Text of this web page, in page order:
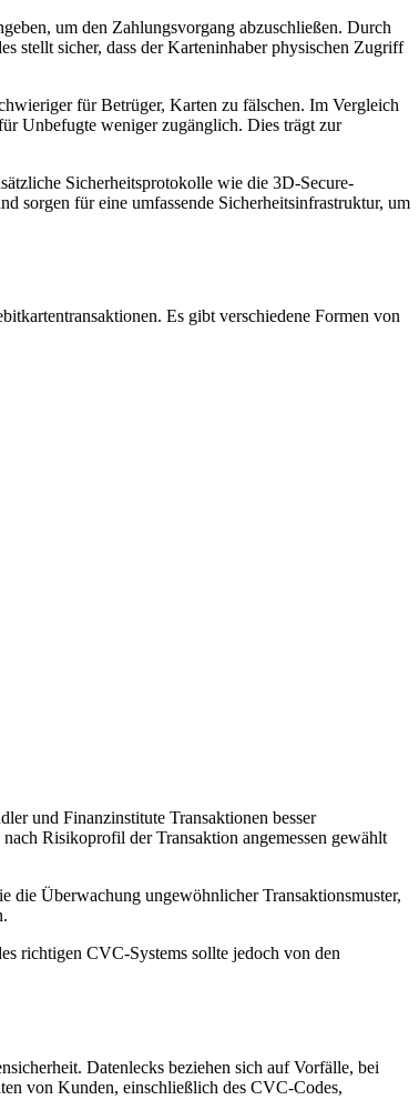
um den Zahlungsvorgang abzuschließen. Durch
stellt sicher, dass der Karteninhaber physischen Zugriff
für Betrüger, Karten zu fälschen. Im Vergleich
Unbefugte weniger zugänglich. Dies trägt zur
Sicherheitsprotokolle wie die 3D-Secure-
sorgen für eine umfassende Sicherheitsinfrastruktur, um
Es gibt verschiedene Formen von
und⁣ Finanzinstitute ‍Transaktionen besser
​Risikoprofil der Transaktion angemessen gewählt
die Überwachung ‍ungewöhnlicher Transaktionsmuster,
‍richtigen CVC-Systems sollte jedoch von den
Datenlecks beziehen sich auf Vorfälle, bei
von‌ Kunden, einschließlich ⁣des CVC-Codes,